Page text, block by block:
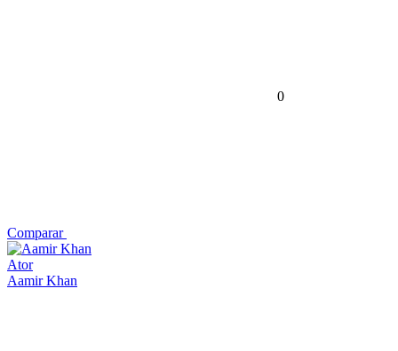
0
Comparar
Ator
Aamir Khan